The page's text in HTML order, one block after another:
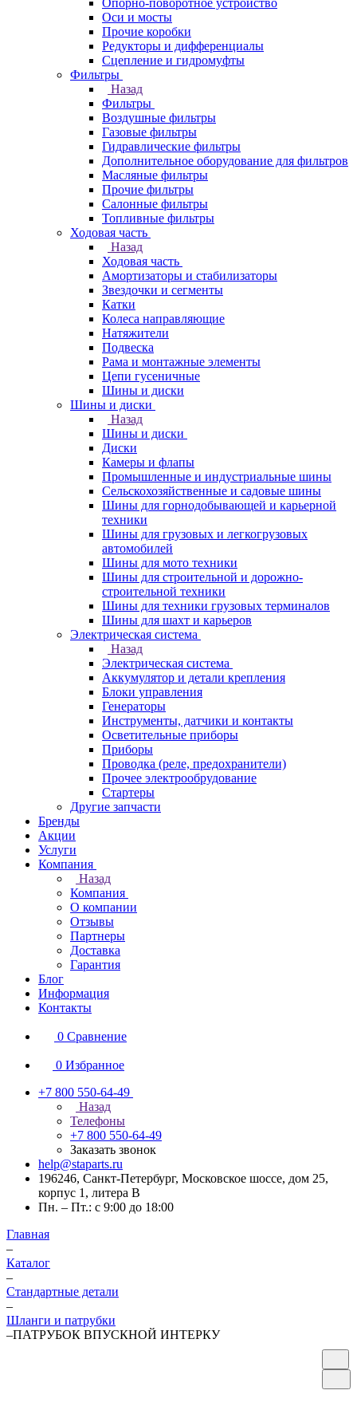
Опорно-поворотное устройство
Оси и мосты
Прочие коробки
Редукторы и дифференциалы
Сцепление и гидромуфты
Фильтры
Назад
Фильтры
Воздушные фильтры
Газовые фильтры
Гидравлические фильтры
Дополнительное оборудование для фильтров
Масляные фильтры
Прочие фильтры
Салонные фильтры
Топливные фильтры
Ходовая часть
Назад
Ходовая часть
Амортизаторы и стабилизаторы
Звездочки и сегменты
Катки
Колеса направляющие
Натяжители
Подвеска
Рама и монтажные элементы
Цепи гусеничные
Шины и диски
Шины и диски
Назад
Шины и диски
Диски
Камеры и флапы
Промышленные и индустриальные шины
Сельскохозяйственные и садовые шины
Шины для горнодобывающей и карьерной
техники
Шины для грузовых и легкогрузовых
автомобилей
Шины для мото техники
Шины для строительной и дорожно-
строительной техники
Шины для техники грузовых терминалов
Шины для шахт и карьеров
Электрическая система
Назад
Электрическая система
Аккумулятор и детали крепления
Блоки управления
Генераторы
Инструменты, датчики и контакты
Осветительные приборы
Приборы
Проводка (реле, предохранители)
Прочее электрообрудование
Стартеры
Другие запчасти
Бренды
Акции
Услуги
Компания
Назад
Компания
О компании
Отзывы
Партнеры
Доставка
Гарантия
Блог
Информация
Контакты
0 Сравнение
0 Избранное
+7 800 550-64-49
Назад
Телефоны
+7 800 550-64-49
Заказать звонок
help@staparts.ru
196246, Санкт-Петербург, Московское шоссе, дом 25,
корпус 1, литера В
Пн. – Пт.: с 9:00 до 18:00
Главная
–
Каталог
–
Стандартные детали
–
Шланги и патрубки
–ПАТРУБОК ВПУСКНОЙ ИНТЕРКУ